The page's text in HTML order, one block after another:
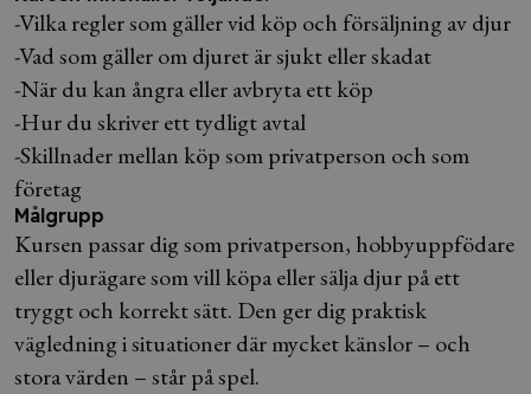
-Vilka regler som gäller vid köp och försäljning av djur
-Vad som gäller om djuret är sjukt eller skadat
-När du kan ångra eller avbryta ett köp
-Hur du skriver ett tydligt avtal
-Skillnader mellan köp som privatperson och som
företag
Målgrupp
Kursen passar dig som privatperson, hobbyuppfödare
eller djurägare som vill köpa eller sälja djur på ett
tryggt och korrekt sätt. Den ger dig praktisk
vägledning i situationer där mycket känslor – och
stora värden – står på spel.